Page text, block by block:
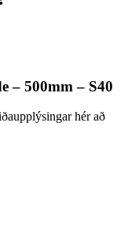
– 500mm – S40
hér að